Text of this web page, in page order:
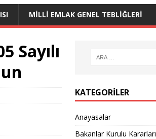
MILLI EMLAK GENEL TEBLIĞLERI
Sayılı
KATEGORILER
Anayasalar
Bakanlar Kurulu Kararları